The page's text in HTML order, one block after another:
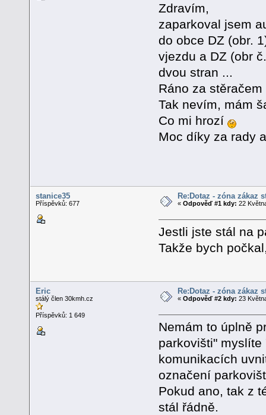
Zdravím,
zaparkoval jsem
do obce DZ (obr.
vjezdu a DZ (obr
dvou stran ...
Ráno za
Tak nevím, mám
Co mi hrozí
Moc díky za rady
stanice35
Příspěvků: 677
Re:Dotaz - zóna zákaz
«Odpověď #1 kdy: 22
Jestli jste stál na
Takže bych
Eric
stálý člen 30kmh.cz
Příspěvků: 1 649
Re:Dotaz - zóna zákaz
«Odpověď #2 kdy: 23
Nemám to úplně
parkovišti"
komunikacích
označení
Pokud ano, tak z
stál řádně.